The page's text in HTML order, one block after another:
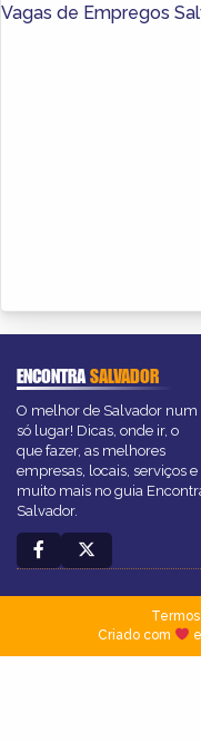
Vagas de Empregos
ENCONTRASALVADOR
O melhor de Salvador num
só lugar! Dicas, onde ir, o
que fazer, as melhores
empresas, locais, serviços e
muito mais no guia
Salvador.
Termos|
Criado com
e